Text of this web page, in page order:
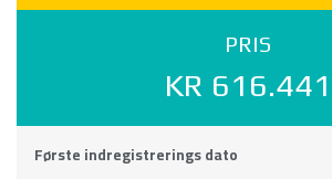
PRIS
KR 616.441
Første indregistrerings dato